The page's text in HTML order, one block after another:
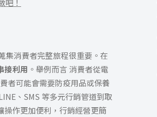
集消費者完整旅程很重要 。在
接利用 。舉例而言 消費者從電
者可能會需要防疫用品或保養
、SMS 等多元行銷管道到取
操作更加便利，行銷經營更簡